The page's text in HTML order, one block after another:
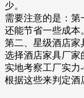
少。
需要注意的是：
还能节省一些成本
第二、星级酒店家
选择酒店家具厂家
实地考察工厂实力
根据这些来判定酒